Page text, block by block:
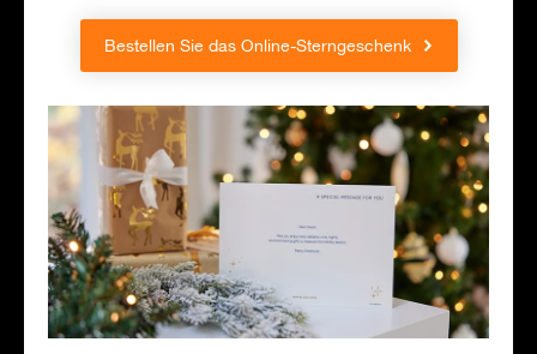
Bestellen Sie das Online-Sterngeschenk